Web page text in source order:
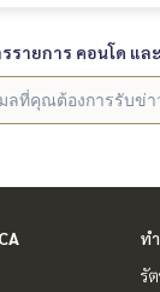
รายการ คอนโด แล
ท
รั